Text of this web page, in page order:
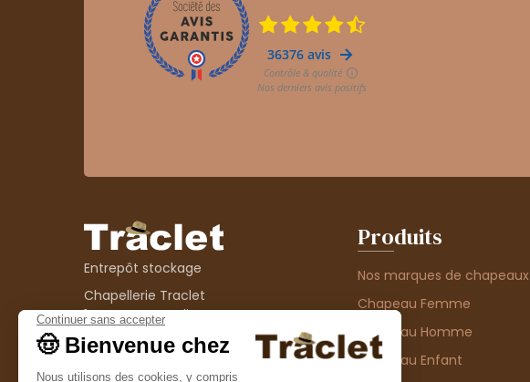
Entrepôt stockage
Chapellerie Traclet
14 Impasse Bardin
42300 Roanne
contact@chapellerie-traclet.com
Produits
Nos marques de chapeaux
Chapeau Femme
Chapeau Homme
Chapeau Enfant